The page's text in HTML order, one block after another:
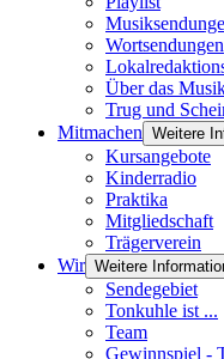
Wortsendungen
Über das
Trug und
Mitmachen Weitere
Kursangebote
Kinderradio
Praktika
Mitgliedschaft
Trägerverein
Wir Weitere
Sendegebiet
Tonkuhle ist ...
Team
Gewinnspiel -